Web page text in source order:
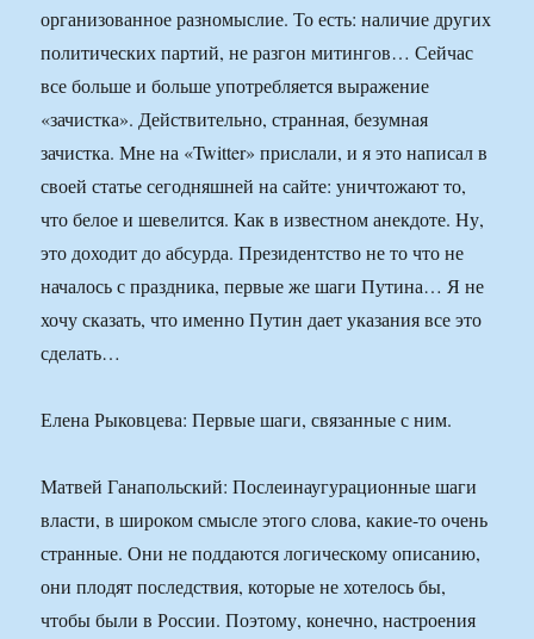
организованное разномыслие. То есть: наличие других
политических партий, не разгон митингов… Сейчас
все больше и больше употребляется выражение
«зачистка». Действительно, странная, безумная
зачистка. Мне на «Twitter» прислали, и я это написал в
своей статье сегодняшней на сайте: уничтожают то,
что белое и шевелится. Как в известном анекдоте. Ну,
это доходит до абсурда. Президентство не то что не
началось с праздника, первые же шаги Путина… Я не
хочу сказать, что именно Путин дает указания все это
сделать…
Елена Рыковцева: Первые шаги, связанные с ним.
Матвей Ганапольский: Послеинаугурационные шаги
власти, в широком смысле этого слова, какие-то очень
странные. Они не поддаются логическому описанию,
они плодят последствия, которые не хотелось бы,
чтобы были в России. Поэтому, конечно, настроения